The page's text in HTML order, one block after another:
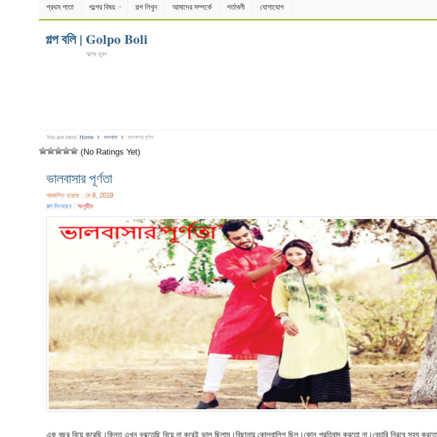
প্রথম পাতা গল্পের বিষয় গল্প লিখুন আমাদের সম্পর্কে শর্তাবলী যোগাযোগ
গল্প বলি | Golpo Boli
গল্পের ভুবন
You are here: Home ভালবাসা ভালবাসার পূর্ণতা
(No Ratings Yet)
ভালবাসার পূর্ণতা
প্রকাশিত হয়েছে : মে 9, 2019
গল্প লিখেছেন : সংগৃহীত
এক বছর বিয়ে করেছি।কিন্তু এখন বুঝতেছি বিয়ে না করেই ভাল ছিলাম।বিছানায় কোলবালিশ ছিল।কোন প্রতিবাদ করতো না।বেচারি নিরবে সহ্য